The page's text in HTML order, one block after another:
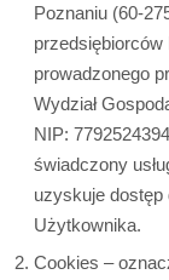
Poznaniu (60-
przedsiębiorców
prowadzonego
Wydział
NIP:
świadczony
uzyskuje dostęp
Użytkownika.
Cookies –